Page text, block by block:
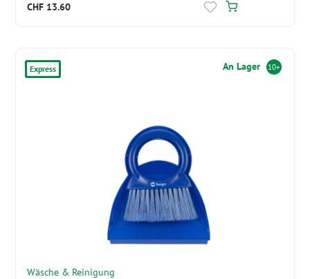
CHF 13.60
Express An Lager 10+
Wäsche & Reinigung